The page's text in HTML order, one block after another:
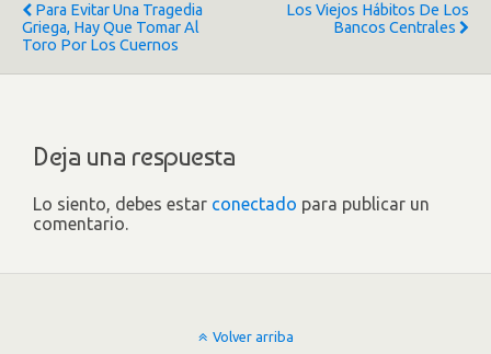
Para Evitar Una Tragedia
Griega, Hay Que Tomar Al
Toro Por Los Cuernos
Los Viejos Hábitos De Los
Bancos Centrales
Deja una respuesta
Lo siento, debes estar conectado para publicar un
comentario.
Volver arriba